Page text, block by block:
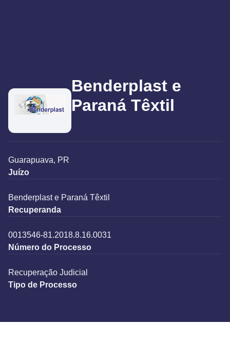
Benderplast e
Paraná Têxtil
Guarapuava, PR
Juízo
Benderplast e Paraná Têxtil
Recuperanda
0013546-81.2018.8.16.0031
Número do Processo
Recuperação Judicial
Tipo de Processo